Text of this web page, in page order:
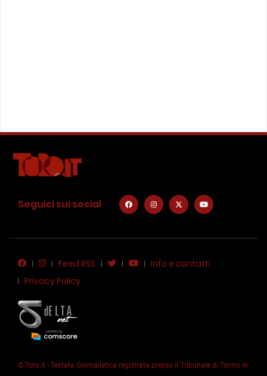
Seguici sui social
Feed RSS
Info e contatti
Privacy Policy
© Toro.it - Testata Giornalistica registrata presso il Tribunale di Torino in